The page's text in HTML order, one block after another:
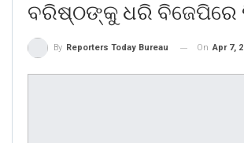
ବରିଷ୍ଠଙ୍କୁ ଧରି ବିଜେପିରେ
By Reporters Today Bureau On Apr 7,